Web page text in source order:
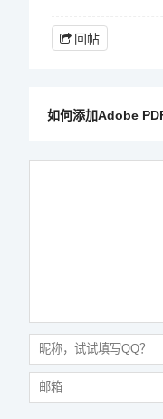
回帖
如何添加Adobe